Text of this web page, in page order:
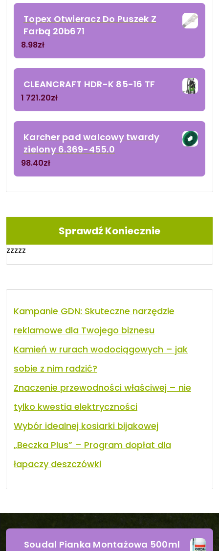
Topex Otwieracz Do Puszek Z
Farbą 20b671
8.98zł
CLEANCRAFT HDR-K 85-16 TF
1 721.20zł
Karcher pad walcowy twardy
zielony 6.369-455.0
98.40zł
Sprawdź Koniecznie
zzzzz
Kampanie GDN: Skuteczne narzędzie
reklamowe dla Twojego biznesu
Kamień w rurach wodociągowych – jak
sobie z nim radzić?
Znaczenie przewodności właściwej – nie
tylko kwestia elektryczności
Wybór idealnej kosiarki bijakowej
„Beczka Plus” – Program dopłat dla
łapaczy deszczówki
Soudal Pianka Montażowa 500ml